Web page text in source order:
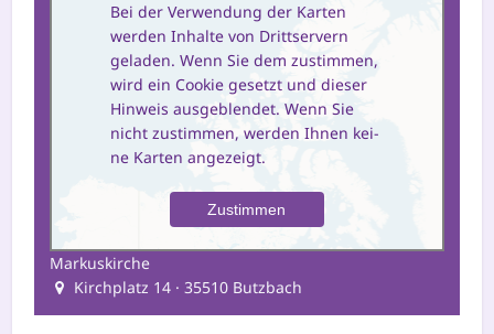
Bei der Verwendung der Karten
wer­den Inhalte von Drittservern
gela­den. Wenn Sie dem zustim­men,
wird ein Cookie gesetzt und die­ser
Hinweis aus­ge­blen­det. Wenn Sie
nicht zustim­men, wer­den Ihnen kei­
ne Karten angezeigt.
Markuskirche
Kirchplatz 14 · 35510 Butzbach